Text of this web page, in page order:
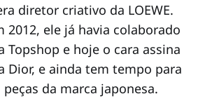
diretor criativo da LOEWE.
2012, ele já havia colaborado
Topshop e hoje o cara assina
Dior, e ainda tem tempo para
da marca japonesa.